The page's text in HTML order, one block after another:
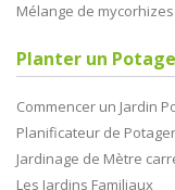
Mélange de mycorhizes
Planter un
Commencer un Jardin
Planificateur de Potager
Jardinage de Mètre
Les Jardins Familiaux